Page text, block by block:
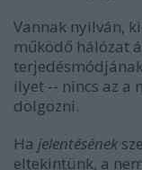
Vannak nyilván,
működő hálózat
ilyet -- nincs az a
dolgozni.
Ha jelentésének
eltekintünk, a